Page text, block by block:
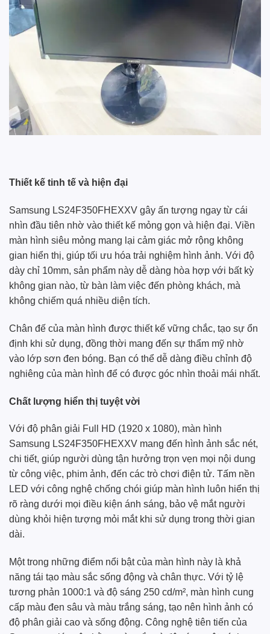
Thiết kế tinh tế và hiện đại
Samsung LS24F350FHEXXV gây ấn tượng ngay từ cái
nhìn đầu tiên nhờ vào thiết kế mỏng gọn và hiện đại. Viền
màn hình siêu mỏng mang lại cảm giác mở rộng không
gian hiển thị, giúp tối ưu hóa trải nghiệm hình ảnh. Với độ
dày chỉ 10mm, sản phẩm này dễ dàng hòa hợp với bất kỳ
không gian nào, từ bàn làm việc đến phòng khách, mà
không chiếm quá nhiều diện tích.
Chân đế của màn hình được thiết kế vững chắc, tạo sự ổn
định khi sử dụng, đồng thời mang đến sự thẩm mỹ nhờ
vào lớp sơn đen bóng. Bạn có thể dễ dàng điều chỉnh độ
nghiêng của màn hình để có được góc nhìn thoải mái nhất.
Chất lượng hiển thị tuyệt vời
Với độ phân giải Full HD (1920 x 1080), màn hình
Samsung LS24F350FHEXXV mang đến hình ảnh sắc nét,
chi tiết, giúp người dùng tận hưởng trọn vẹn mọi nội dung
từ công việc, phim ảnh, đến các trò chơi điện tử. Tấm nền
LED với công nghệ chống chói giúp màn hình luôn hiển thị
rõ ràng dưới mọi điều kiện ánh sáng, bảo vệ mắt người
dùng khỏi hiện tượng mỏi mắt khi sử dụng trong thời gian
dài.
Một trong những điểm nổi bật của màn hình này là khả
năng tái tạo màu sắc sống động và chân thực. Với tỷ lệ
tương phản 1000:1 và độ sáng 250 cd/m², màn hình cung
cấp màu đen sâu và màu trắng sáng, tạo nên hình ảnh có
độ phân giải cao và sống động. Công nghệ tiên tiến của